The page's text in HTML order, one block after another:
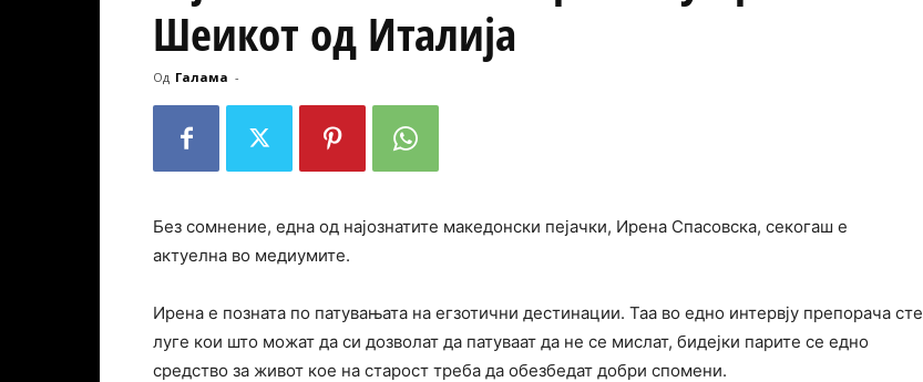
Шеикот од Италија
Од Галама -
Без сомнение, една од најознатите македонски пејачки, Ирена Спасовска, секогаш е
актуелна во медиумите.
Ирена е позната по патувањата на егзотични дестинации. Таа во едно интервју препорача сте
луге кои што можат да си дозволат да патуваат да не се мислат, бидејки парите се едно
средство за живот кое на старост треба да обезбедат добри спомени.